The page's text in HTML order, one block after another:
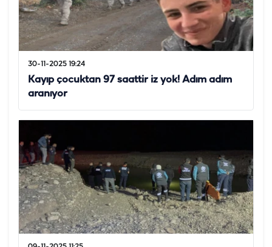
30-11-2025 19:24
Kayıp çocuktan 97 saattir iz yok! Adım adım
aranıyor